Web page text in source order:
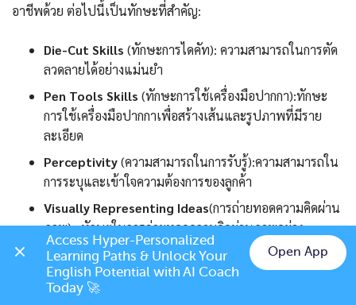
อาชีพด้วย ต่อไปนี้เป็นทักษะที่สำคัญ:
Die-Cut Skills (ทักษะการไดคัท): ความสามารถในการตัด
ลวดลายได้อย่างแม่นยำ
Pen Tools Skills (ทักษะการใช้เครื่องมือปากกา):ทักษะ
การใช้เครื่องมือปากกาเพื่อสร้างเส้นและรูปภาพที่มีราย
ละเอียด
Perceptivity(ความสามารถในการรับรู้):ความสามารถใน
การระบุและเข้าใจความต้องการของลูกค้า
Visually Representing Ideas(การถ่ายทอดความคิดผ่าน
ภาพ) : ทักษะในการถ่ายทอดความคิดผ่านภาพอย่าง
สร้างสรรค์
Sketching(การร่างภาพ): ทักษะการร่างภาพเพื่อพัฒนาไอ
เดียการออกแบบ
Chat on LINE
Access Hyper-Personalized
Learning Paths & Unlock Your
English Potential with AI Coach
Today 🚀
Open App